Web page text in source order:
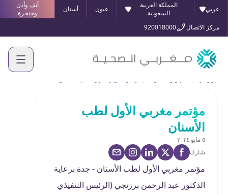
عربي
المملكة العربية
السعودية
عيون أسنان
أنف وأذن
وحنجرة
مركز الاتصال
920018000
مؤتمر مغربي الأول لطب
الأسنان
٥ مايو ٢٠٢٤
شارك
مؤتمر مغربي الأول لطب الأسنان - جدة برعاية
الدكتور عبد الرحمن برزنجي (الرئيس التنفيذي